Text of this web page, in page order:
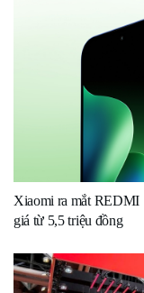
Xiaomi ra mắt REDMI
giá từ 5,5 triệu đồng